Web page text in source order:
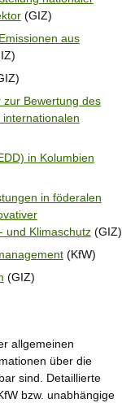
(GIZ)
aus
Bewertung des
in Kolumbien
in föderalen
und Klimaschutz(GIZ)
(KfW)
(GIZ)
allgemeinen
über die
sind. Detaillierte
bzw. unabhängige